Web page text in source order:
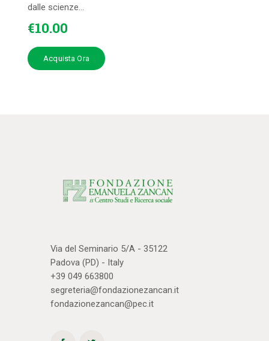
dalle scienze...
€10.00
Acquista Ora
Via del Seminario 5/A - 35122
Padova (PD) - Italy
+39 049 663800
segreteria@fondazionezancan.it
fondazionezancan@pec.it